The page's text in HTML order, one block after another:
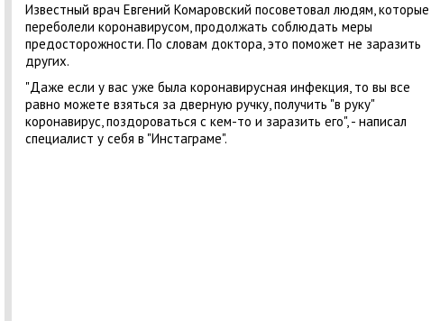
Известный врач Евгений Комаровский посоветовал людям, которые
переболели коронавирусом, продолжать соблюдать меры
предосторожности. По словам доктора, это поможет не заразить
других.
"Даже если у вас уже была коронавирусная инфекция, то вы все
равно можете взяться за дверную ручку, получить "в руку"
коронавирус, поздороваться с кем-то и заразить его", - написал
специалист у себя в "Инстаграме".